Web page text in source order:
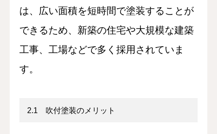
は、広い面積を短時間で塗装することが
できるため、新築の住宅や大規模な建築
工事、工場などで多く採用されていま
す。
2.1 吹付塗装のメリット